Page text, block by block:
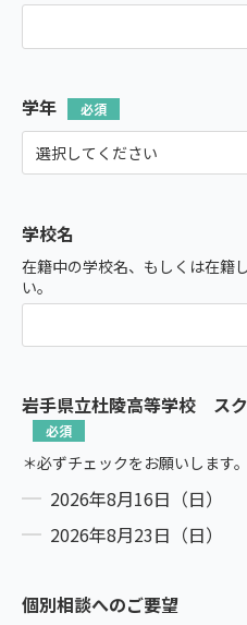
学年
学校名
在籍中の学校名、もしくは在籍
い。
岩手県立杜陵高等学校 ス
＊必ずチェックをお願いします。
2026年8月16日（日）
2026年8月23日（日）
個別相談へのご要望